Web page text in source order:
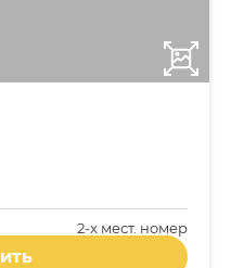
2-x мест. номер